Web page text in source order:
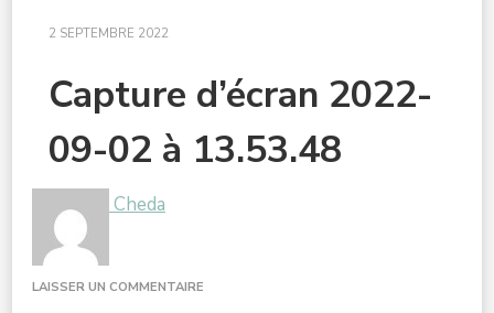
2 SEPTEMBRE 2022
Capture d’écran 2022-
09-02 à 13.53.48
Cheda
LAISSER UN COMMENTAIRE